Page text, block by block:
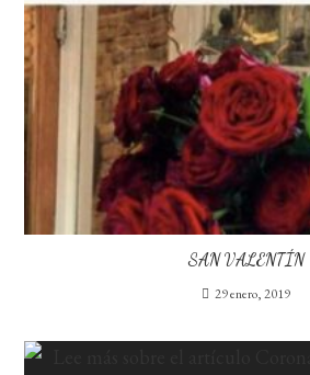
SAN VALENTÍN
29 enero, 2019